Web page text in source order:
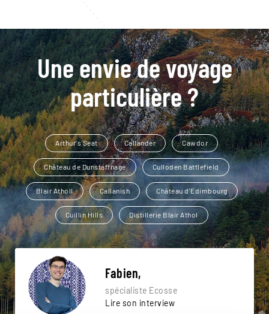
Une envie de voyage
particulière ?
Arthur's Seat Callander Cawdor
Château de Dunstaffnage Culloden Battlefield
Blair Atholl Callanish Château d'Edimbourg
Cuillin Hills Distillerie Blair Athol
Fabien,
spécialiste Ecosse
Lire son interview